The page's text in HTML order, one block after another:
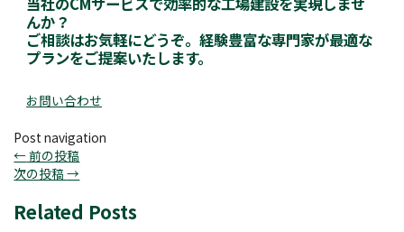
んか？
ご相談はお気軽にどうぞ。経験豊富な専門家が最適な
プランをご提案いたします。
お問い合わせ
Post navigation
←前の投稿
次の投稿→
Related Posts